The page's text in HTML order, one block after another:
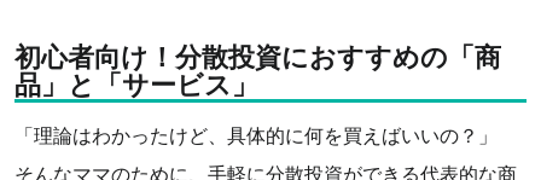
初心者向け！分散投資におすすめの「商
品」と「サービス」
「理論はわかったけど、具体的に何を買えばいいの？」
そんなママのために、手軽に分散投資ができる代表的な商